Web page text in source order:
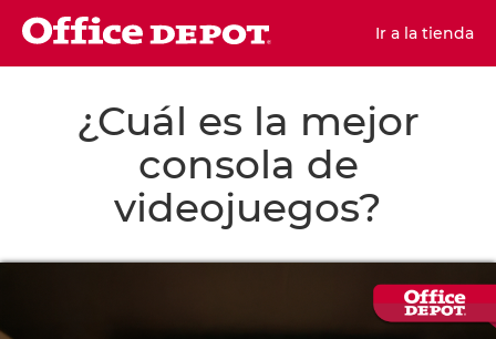
Ir a la tienda
¿Cuál es la mejor
consola de
videojuegos?